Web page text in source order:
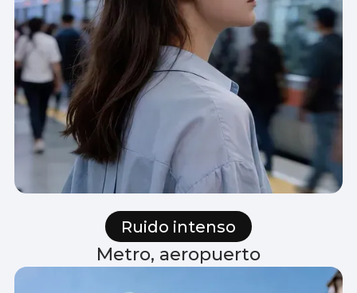
Ruido intenso
Metro, aeropuerto